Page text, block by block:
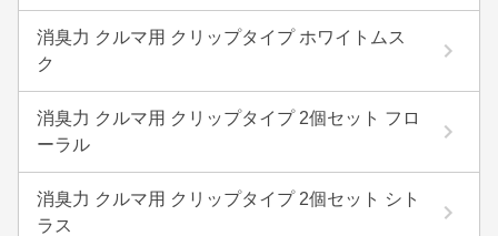
消臭力 クルマ用 クリップタイプ ホワイトムス
ク
消臭力 クルマ用 クリップタイプ 2個セット フロ
ーラル
消臭力 クルマ用 クリップタイプ 2個セット シト
ラス